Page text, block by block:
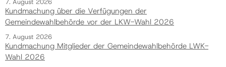
7. August 2026
Kundmachung über die Verfügungen der
Gemeindewahlbehörde vor der LKW-Wahl 2026
7. August 2026
Kundmachung Mitglieder der Gemeindewahlbehörde LWK-
Wahl 2026